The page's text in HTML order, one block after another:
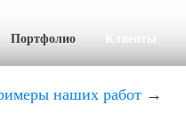
Портфолио Клиенты
наших работ→